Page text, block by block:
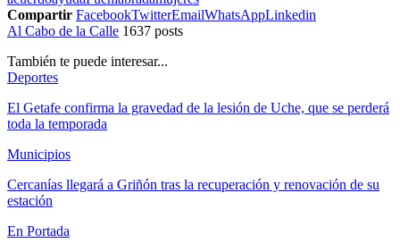
Compartir FacebookTwitterEmailWhatsAppLinkedin
Al Cabo de la Calle 1637 posts
También te puede interesar...
Deportes
El Getafe confirma la gravedad de la lesión de Uche, que se perderá
toda la temporada
Municipios
Cercanías llegará a Griñón tras la recuperación y renovación de su
estación
En Portada